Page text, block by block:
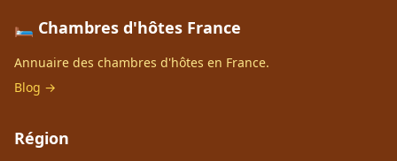
🛏️ Chambres d'hôtes France
Annuaire des chambres d'hôtes en France.
Blog →
Région